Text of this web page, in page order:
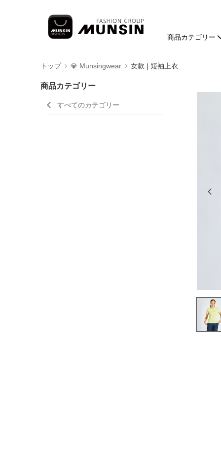
商品カテゴリー
トップ 💎 Munsingwear 女款 | 短袖上衣
商品カテゴリー
すべてのカテゴリー